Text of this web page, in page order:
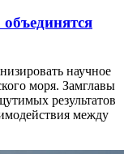
научное
моря. Замглавы
результатов
между